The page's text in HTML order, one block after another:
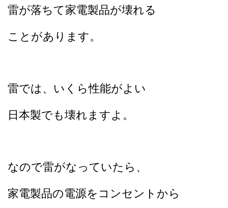
雷が落ちて家電製品が壊れる
ことがあります。
雷では、いくら性能がよい
日本製でも壊れますよ。
なので雷がなっていたら、
家電製品の電源をコンセントから